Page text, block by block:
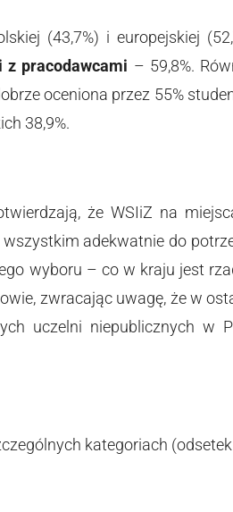
(43,7%) i europejskiej
z pracodawcami – 59,8%.
oceniona przez 55%
38,9%.
że WSIiZ na
wszystkim adekwatnie do
wyboru – co w kraju jest
zwracając uwagę, że w
uczelni niepublicznych w
kategoriach